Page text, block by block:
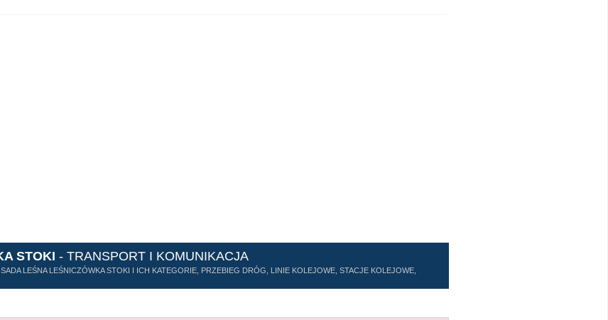
STOKI - TRANSPORT I KOMUNIKACJA
LEŚNA LEŚNICZÓWKA STOKI I ICH KATEGORIE, PRZEBIEG DRÓG, LINIE KOLEJOWE, STACJE KOLEJOWE,